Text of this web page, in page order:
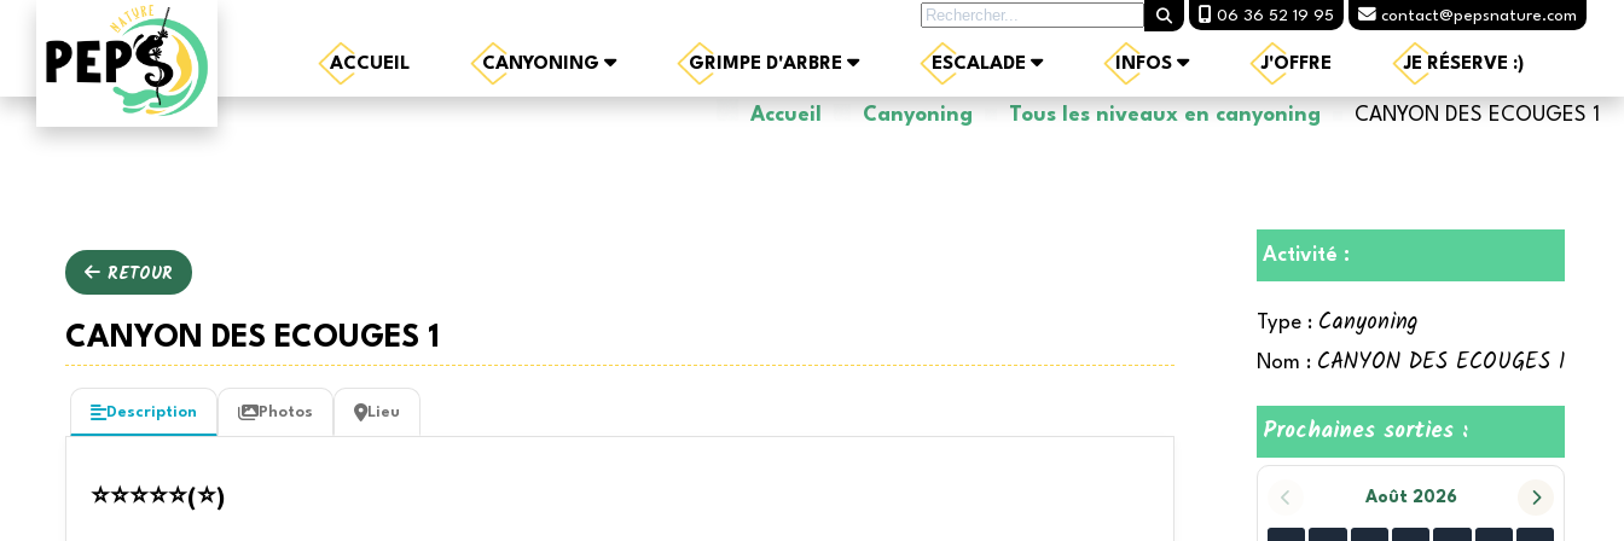
Rechercher sur le site 06 36 52 19 95 contact@pepsnature.com
ACCUEIL CANYONING GRIMPE D'ARBRE ESCALADE INFOS J'OFFRE JE RÉSERVE :)
Accueil Canyoning Tous les niveaux en canyoning CANYON DES ECOUGES 1
RETOUR
CANYON DES ECOUGES 1
Description Photos Lieu
⭐⭐⭐⭐⭐(⭐)
Activité :
Type : Canyoning
Nom : CANYON DES ECOUGES 1
Prochaines sorties :
Août 2026